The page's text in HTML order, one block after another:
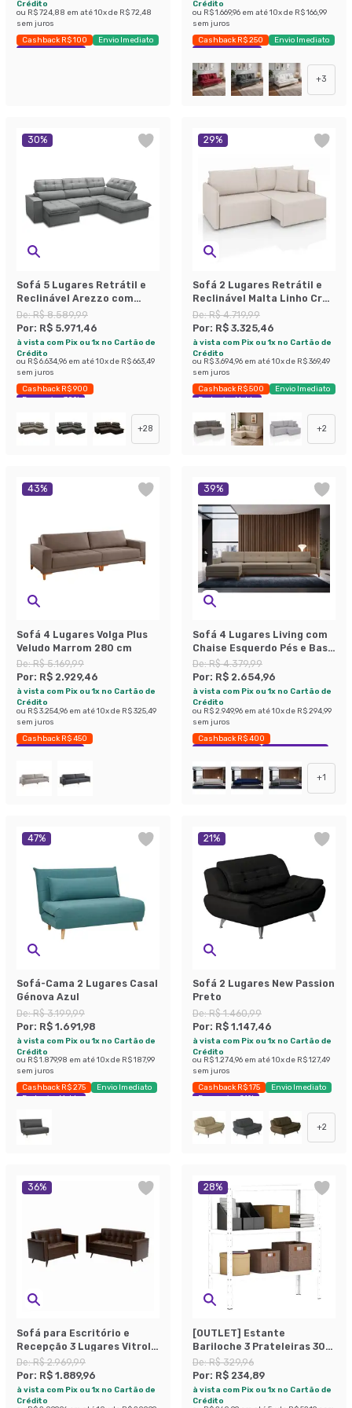
Crédito
ou R$ 724,88 em até10x de R$ 72,48
sem juros
Cashback R$ 100
Envio Imediato
Exclusivo Mobly
Crédito
ou R$ 1.669,96 em até10x de R$ 166,99
sem juros
Cashback R$ 250
Envio Imediato
Exclusivo Mobly
+3
30%
Sofá 5 Lugares Retrátil e
Reclinável Arezzo com
Chaise Direito Veludo Prata
De:R$ 8.589,99
Por: R$ 5.971,46
à vista com Pix ou 1x no Cartão de
Crédito
ou R$ 6.634,96 em até10x de R$ 663,49
sem juros
Cashback R$ 900
Economize 30%
+28
29%
Sofá 2 Lugares Retrátil e
Reclinável Malta Linho Cru
160 cm
De:R$ 4.719,99
Por: R$ 3.325,46
à vista com Pix ou 1x no Cartão de
Crédito
ou R$ 3.694,96 em até10x de R$ 369,49
sem juros
Cashback R$ 500
Envio Imediato
Exclusivo Mobly
+2
43%
Sofá 4 Lugares Volga Plus
Veludo Marrom 280 cm
De:R$ 5.169,99
Por: R$ 2.929,46
à vista com Pix ou 1x no Cartão de
Crédito
ou R$ 3.254,96 em até10x de R$ 325,49
sem juros
Cashback R$ 450
Economize 43%
39%
Sofá 4 Lugares Living com
Chaise Esquerdo Pés e Base
em Madeira Linho Cotton
Bege
De:R$ 4.379,99
Por: R$ 2.654,96
à vista com Pix ou 1x no Cartão de
Crédito
ou R$ 2.949,96 em até10x de R$ 294,99
sem juros
Cashback R$ 400
Exclusivo Mobly
Economize 39%
+1
47%
Sofá-Cama 2 Lugares Casal
Génova Azul
De:R$ 3.199,99
Por: R$ 1.691,98
à vista com Pix ou 1x no Cartão de
Crédito
ou R$ 1.879,98 em até10x de R$ 187,99
sem juros
Cashback R$ 275
Envio Imediato
Exclusivo Mobly
21%
Sofá 2 Lugares New Passion
Preto
De:R$ 1.460,99
Por: R$ 1.147,46
à vista com Pix ou 1x no Cartão de
Crédito
ou R$ 1.274,96 em até10x de R$ 127,49
sem juros
Cashback R$ 175
Envio Imediato
Economize 21%
+2
36%
Sofá para Escritório e
Recepção 3 Lugares Vitrola
Revestimento Sintético
Marrom
De:R$ 2.969,99
Por: R$ 1.889,96
à vista com Pix ou 1x no Cartão de
Crédito
28%
[OUTLET] Estante
Bariloche 3 Prateleiras 30
cm Branca
De:R$ 329,96
Por: R$ 234,89
à vista com Pix ou 1x no Cartão de
Crédito